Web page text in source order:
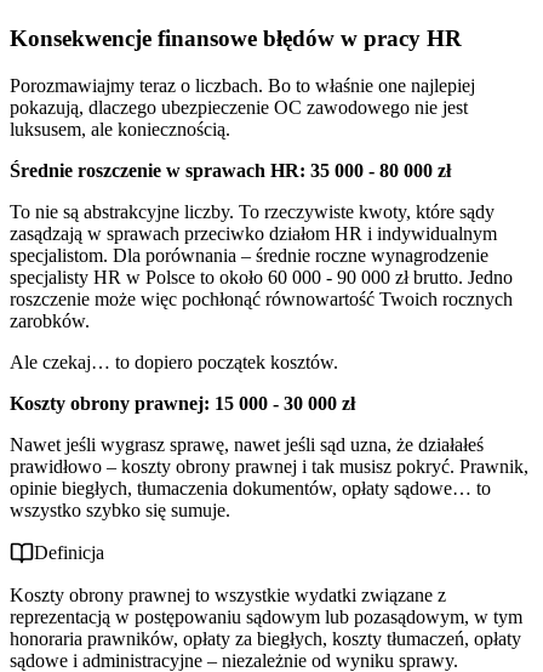
Konsekwencje finansowe błędów w pracy HR
Porozmawiajmy teraz o liczbach. Bo to właśnie one najlepiej
pokazują, dlaczego ubezpieczenie OC zawodowego nie jest
luksusem, ale koniecznością.
Średnie roszczenie w sprawach HR: 35 000 - 80 000 zł
To nie są abstrakcyjne liczby. To rzeczywiste kwoty, które sądy
zasądzają w sprawach przeciwko działom HR i indywidualnym
specjalistom. Dla porównania – średnie roczne wynagrodzenie
specjalisty HR w Polsce to około 60 000 - 90 000 zł brutto. Jedno
roszczenie może więc pochłonąć równowartość Twoich rocznych
zarobków.
Ale czekaj… to dopiero początek kosztów.
Koszty obrony prawnej: 15 000 - 30 000 zł
Nawet jeśli wygrasz sprawę, nawet jeśli sąd uzna, że działałeś
prawidłowo – koszty obrony prawnej i tak musisz pokryć. Prawnik,
opinie biegłych, tłumaczenia dokumentów, opłaty sądowe… to
wszystko szybko się sumuje.
Definicja
Koszty obrony prawnej to wszystkie wydatki związane z
reprezentacją w postępowaniu sądowym lub pozasądowym, w tym
honoraria prawników, opłaty za biegłych, koszty tłumaczeń, opłaty
sądowe i administracyjne – niezależnie od wyniku sprawy.